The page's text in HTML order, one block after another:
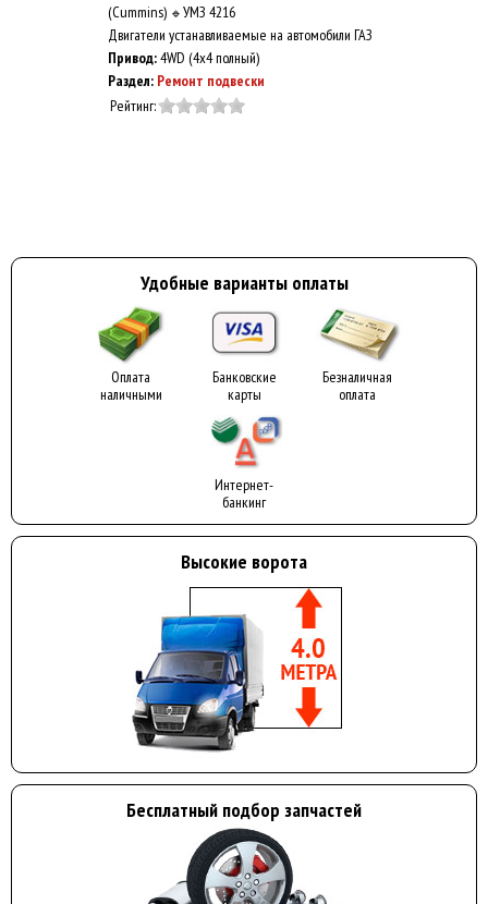
(Cummins) 🔹 УМЗ 4216
Двигатели устанавливаемые на автомобили ГАЗ
Привод:4WD (4x4 полный)
Раздел: Ремонт подвески
Рейтинг:
Удобные варианты оплаты
Оплата
наличными
Банковские
карты
Безналичная
оплата
Интернет-
банкинг
Высокие ворота
Бесплатный подбор запчастей